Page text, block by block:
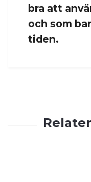
bra att
och som
tiden.